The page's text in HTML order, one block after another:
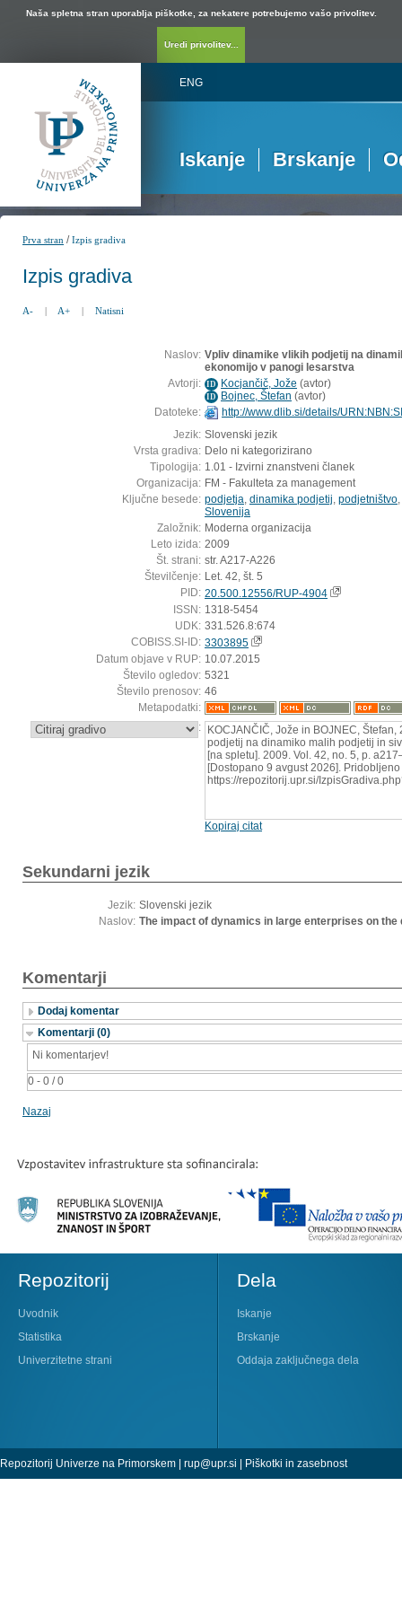
Naša spletna stran uporablja piškotke, za nekatere potrebujemo vašo privolitev.
Uredi privolitev...
ENG
Iskanje Brskanje
Prva stran /Izpis gradiva
Izpis gradiva
A- | A+ | Natisni
Naslov: Vpliv dinamike vlikih podjetij na
ekonomijo v panogi lesarstva
Avtorji: ID Kocjančič, Jože (avtor)
ID Bojnec, Štefan (avtor)
Datoteke:
http://www.dlib.si/details/
Jezik: Slovenski jezik
Vrsta gradiva: Delo ni kategorizirano
Tipologija: 1.01 - Izvirni znanstveni članek
Organizacija: FM - Fakulteta za management
Ključne besede: podjetja dinamika podjetij podjetništvo
Slovenija
Založnik: Moderna organizacija
Leto izida: 2009
Št. strani: str. A217-A226
Številčenje: Let. 42, št. 5
PID: 20.500.12556/RUP-4904
ISSN: 1318-5454
UDK: 331.526.8:674
COBISS.SI-ID: 3303895
Datum objave v RUP: 10.07.2015
Število ogledov: 5321
Število prenosov: 46
Metapodatki:
: KOCJANČIČ, Jože in BOJNEC,
podjetij na dinamiko malih podjetij in
[na spletu]. 2009. Vol. 42, no. 5, p.
[Dostopano 9 avgust 2026]. Pridobljeno
https://repozitorij.upr.si/
Kopiraj citat
Sekundarni jezik
Jezik: Slovenski jezik
Naslov: The impact of dynamics in large enterprises on
Komentarji
Dodaj komentar
Komentarji (0)
0 - 0 / 0
Ni komentarjev!
Nazaj
Repozitorij
Uvodnik
Statistika
Univerzitetne strani
Dela
Iskanje
Brskanje
Oddaja zaključnega dela
Repozitorij Univerze na Primorskem | rup@upr.si Piškotki in zasebnost